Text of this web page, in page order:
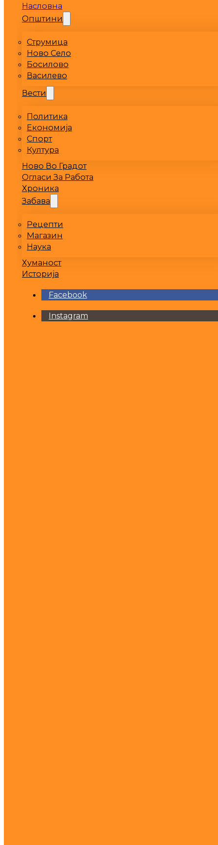
Насловна
Општини
Струмица
Ново Село
Босилово
Василево
Вести
Политика
Економија
Спорт
Култура
Ново Во Градот
Огласи За Работа
Хроника
Забава
Рецепти
Магазин
Наука
Хуманост
Историја
Facebook
Instagram